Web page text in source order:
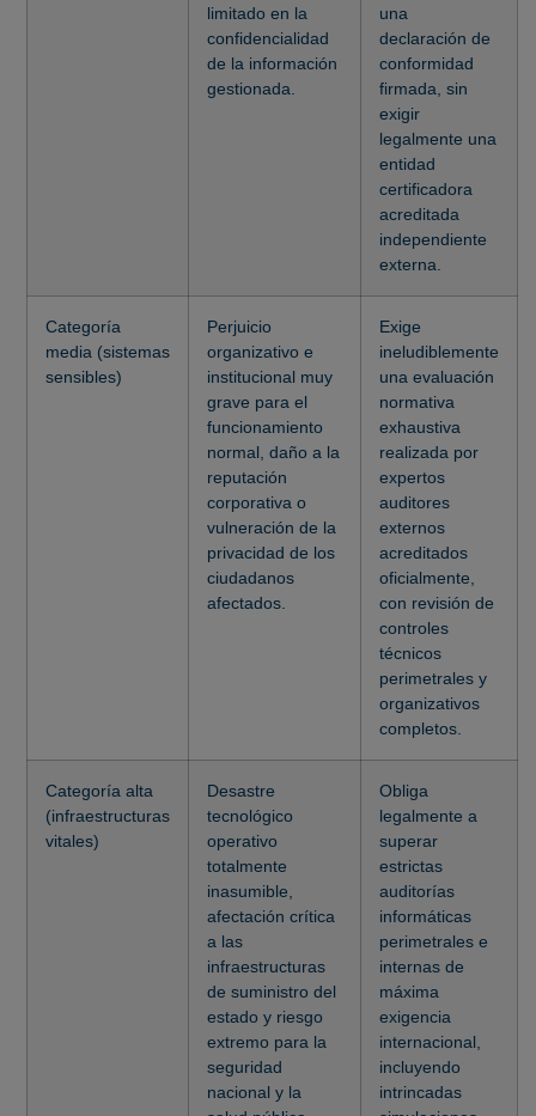
limitado en la
confidencialidad
de la información
gestionada.
una
declaración de
conformidad
firmada, sin
exigir
legalmente una
entidad
certificadora
acreditada
independiente
externa.
Categoría
media (sistemas
sensibles)
Perjuicio
organizativo e
institucional muy
grave para el
funcionamiento
normal, daño a la
reputación
corporativa o
vulneración de la
privacidad de los
ciudadanos
afectados.
Exige
ineludiblemente
una evaluación
normativa
exhaustiva
realizada por
expertos
auditores
externos
acreditados
oficialmente,
con revisión de
controles
técnicos
perimetrales y
organizativos
completos.
Categoría alta
(infraestructuras
vitales)
Desastre
tecnológico
operativo
totalmente
inasumible,
afectación crítica
a las
infraestructuras
de suministro del
estado y riesgo
extremo para la
seguridad
nacional y la
Obliga
legalmente a
superar
estrictas
auditorías
informáticas
perimetrales e
internas de
máxima
exigencia
internacional,
incluyendo
intrincadas